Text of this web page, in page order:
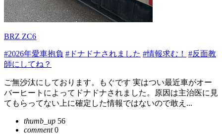
BRZ ZC6
#2026年愛車抱負 #ドナドナされました #情報求む！
#反面教
師にしてね？
ご無沙汰にしております。もぐです 実はつい最近車がオー
バーヒートによってドナドナされました。原因は主治医に見
てもらってない上に確定した情報ではないので敢え...
thumb_up 56
comment0